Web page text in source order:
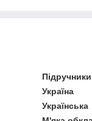
Україна
Українська